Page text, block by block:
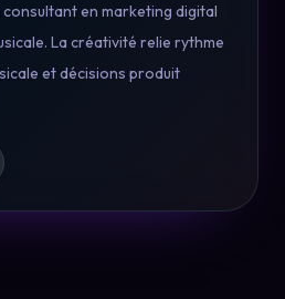
en marketing digital
La créativité relie rythme
et décisions produit